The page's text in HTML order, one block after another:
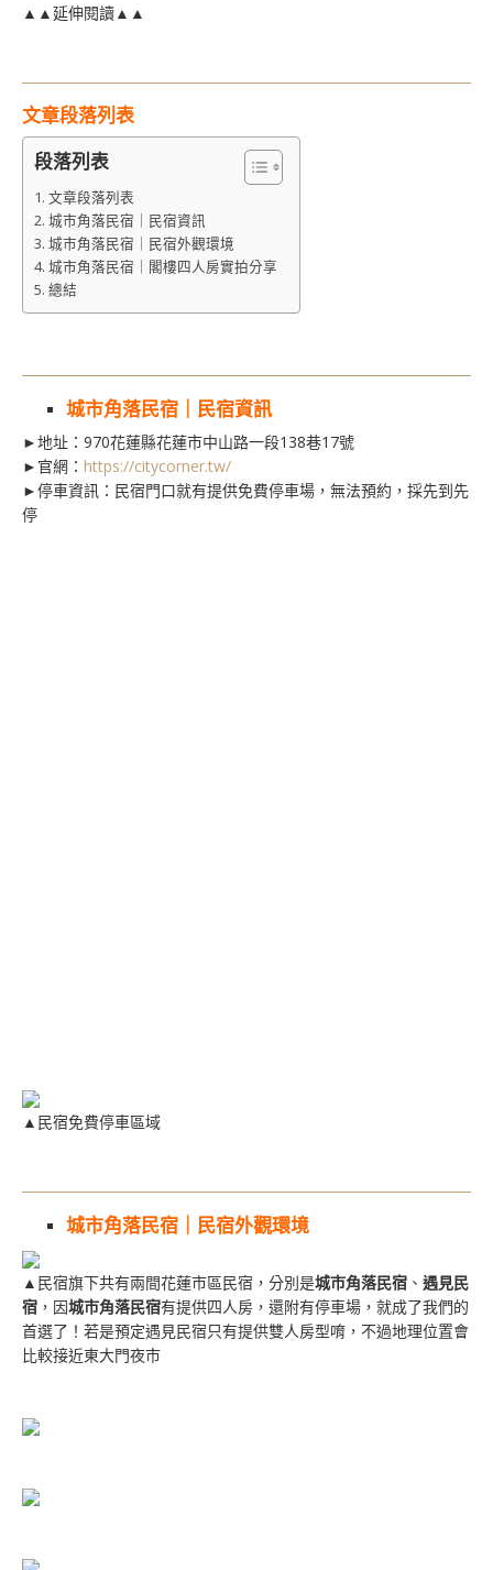
▲▲延伸閱讀▲▲
文章段落列表
段落列表
文章段落列表
城市角落民宿｜民宿資訊
城市角落民宿｜民宿外觀環境
城市角落民宿｜閣樓四人房實拍分享
總結
城市角落民宿｜民宿資訊
►地址：970花蓮縣花蓮市中山路一段138巷17號
►官網： https://citycorner.tw/
►停車資訊：民宿門口就有提供免費停車場，無法預約，採先到先
停
▲民宿免費停車區域
城市角落民宿｜民宿外觀環境
▲民宿旗下共有兩間花蓮市區民宿，分別是城市角落民宿 、 遇見民
宿 ，因城市角落民宿有提供四人房，還附有停車場，就成了我們的
首選了！若是預定遇見民宿只有提供雙人房型唷，不過地理位置會
比較接近東大門夜市